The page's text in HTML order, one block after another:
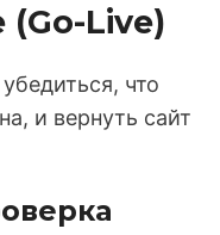
(Go-Live)
что
и вернуть сайт